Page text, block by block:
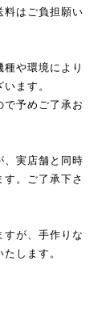
料はご負担願い
や環境により
ます。
で予めご了承お
実店舗と同時
。ご了承下さ
が、手作りな
します。